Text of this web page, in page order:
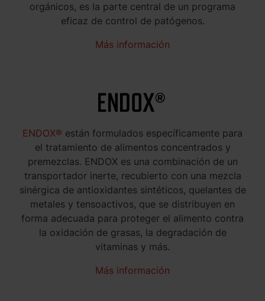
orgánicos, es la parte central de un programa
eficaz de control de patógenos.
Más información
ENDOX® están formulados específicamente para
el tratamiento de alimentos concentrados y
premezclas. ENDOX es una combinación de un
transportador inerte, recubierto con una mezcla
sinérgica de antioxidantes sintéticos, quelantes de
metales y tensoactivos, que se distribuyen en
forma adecuada para proteger el alimento contra
la oxidación de grasas, la degradación de
vitaminas y más.
Más información